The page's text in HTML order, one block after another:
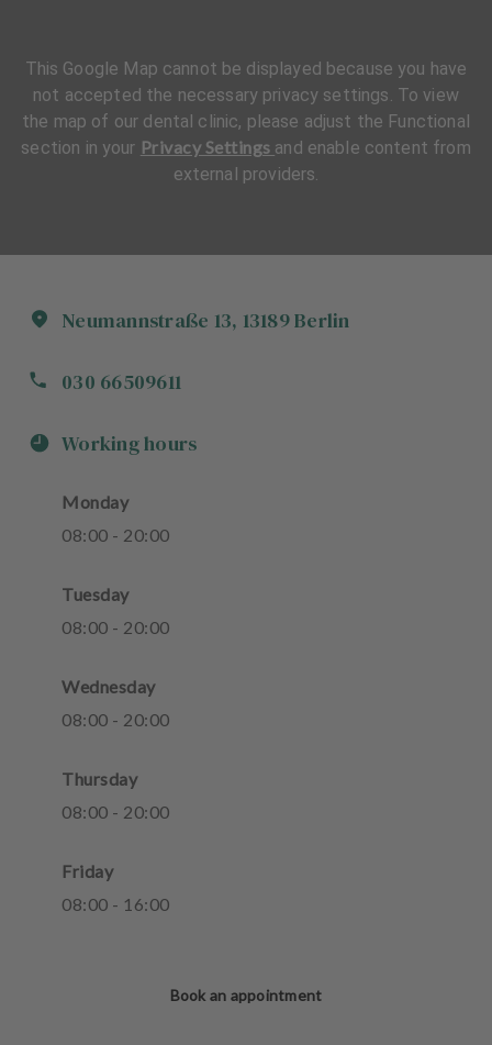
Neumannstraße 13, 13189Berlin
030 66509611
Working hours
Monday
08:00 - 20:00
Tuesday
08:00 - 20:00
Wednesday
08:00 - 20:00
Thursday
08:00 - 20:00
Friday
08:00 - 16:00
This Google Map cannot be displayed because you have
not accepted the necessary privacy settings. To view
the map of our dental clinic, please adjust the Functional
section in your Privacy Settings and enable content from
external providers.
Book an appointment